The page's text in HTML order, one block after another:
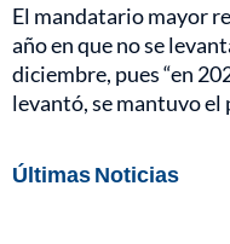
El mandatario mayor
año en que no se
diciembre, pues “en
levantó, se mantuvo el
Últimas Noticias